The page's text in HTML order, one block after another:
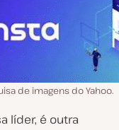
de imagens do Yahoo.
líder, é outra